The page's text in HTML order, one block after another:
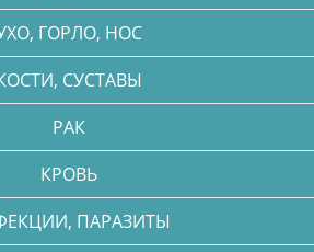
ГОРЛО, НОС
СУСТАВЫ
РАК
КРОВЬ
ПАРАЗИТЫ